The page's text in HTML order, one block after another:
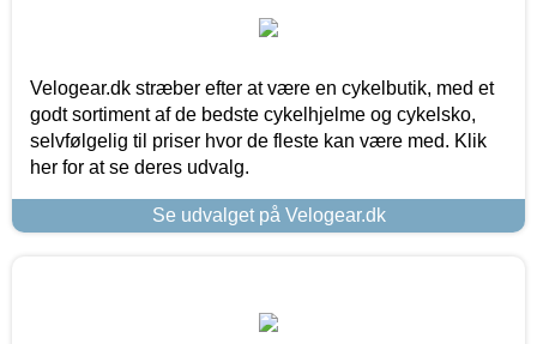
Velogear.dk stræber efter at være en cykelbutik, med et
godt sortiment af de bedste cykelhjelme og cykelsko,
selvfølgelig til priser hvor de fleste kan være med. Klik
her for at se deres udvalg.
Se udvalget på Velogear.dk